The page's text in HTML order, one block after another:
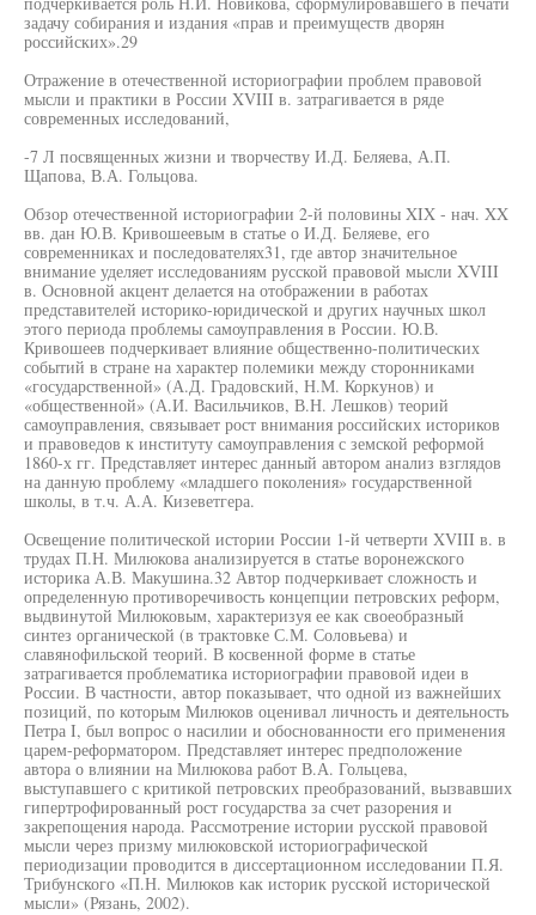
задачу собирания и издания «прав и преимуществ дворян
российских».29
Отражение в отечественной историографии проблем правовой
мысли и практики в России XVIII в. затрагивается в ряде
современных исследований,
-7 Л посвященных жизни и творчеству И.Д. Беляева, А.П.
Щапова, В.А. Гольцова.
Обзор отечественной историографии 2-й половины XIX - нач. XX
вв. дан Ю.В. Кривошеевым в статье о И.Д. Беляеве, его
современниках и последователях31, где автор значительное
внимание уделяет исследованиям русской правовой мысли XVIII
в. Основной акцент делается на отображении в работах
представителей историко-юридической и других научных школ
этого периода проблемы самоуправления в России. Ю.В.
Кривошеев подчеркивает влияние общественно-политических
событий в стране на характер полемики между сторонниками
«государственной» (А.Д. Градовский, Н.М. Коркунов) и
«общественной» (А.И. Васильчиков, В.Н. Лешков) теорий
самоуправления, связывает рост внимания российских историков
и правоведов к институту самоуправления с земской реформой
1860-х гг. Представляет интерес данный автором анализ взглядов
на данную проблему «младшего поколения» государственной
школы, в т.ч. А.А. Кизеветгера.
Освещение политической истории России 1-й четверти XVIII в. в
трудах П.Н. Милюкова анализируется в статье воронежского
историка А.В. Макушина.32 Автор подчеркивает сложность и
определенную противоречивость концепции петровских реформ,
выдвинутой Милюковым, характеризуя ее как своеобразный
синтез органической (в трактовке С.М. Соловьева) и
славянофильской теорий. В косвенной форме в статье
затрагивается проблематика историографии правовой идеи в
России. В частности, автор показывает, что одной из важнейших
позиций, по которым Милюков оценивал личность и деятельность
Петра I, был вопрос о насилии и обоснованности его применения
царем-реформатором. Представляет интерес предположение
автора о влиянии на Милюкова работ В.А. Гольцева,
выступавшего с критикой петровских преобразований, вызвавших
гипертрофированный рост государства за счет разорения и
закрепощения народа. Рассмотрение истории русской правовой
мысли через призму милюковской историографической
периодизации проводится в диссертационном исследовании П.Я.
Трибунского «П.Н. Милюков как историк русской исторической
мысли» (Рязань, 2002).